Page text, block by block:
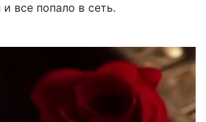
все попало в сеть.